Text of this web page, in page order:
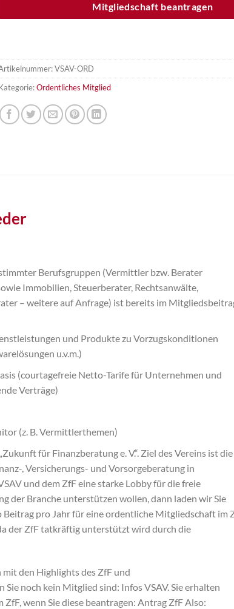
Mitgliedschaft beantragen
VSAV-ORD
Ordentliches Mitglied
Berufsgruppen (Vermittler bzw. Berater
Immobilien, Steuerberater, Rechtsanwälte,
– weitere auf Anfrage) ist bereits im
und Produkte zu Vorzugskonditionen
u.v.m.)
(courtagefreie Netto-Tarife für Unternehmen und
Verträge)
(z. B. Vermittlerthemen)
für Finanzberatung e. V.“. Ziel des Vereins ist die
, Versicherungs- und Vorsorgeberatung in
und dem ZfF eine starke Lobby für die freie
der Branche unterstützen wollen, dann laden wir Sie
pro Jahr für eine ordentliche Mitgliedschaft im
der ZfF tatkräftig unterstützt wird durch die
mit den Highlights des ZfF und
Sie noch kein Mitglied sind: Infos VSAV. Sie erhalten
wenn Sie diese beantragen: Antrag ZfF Also: